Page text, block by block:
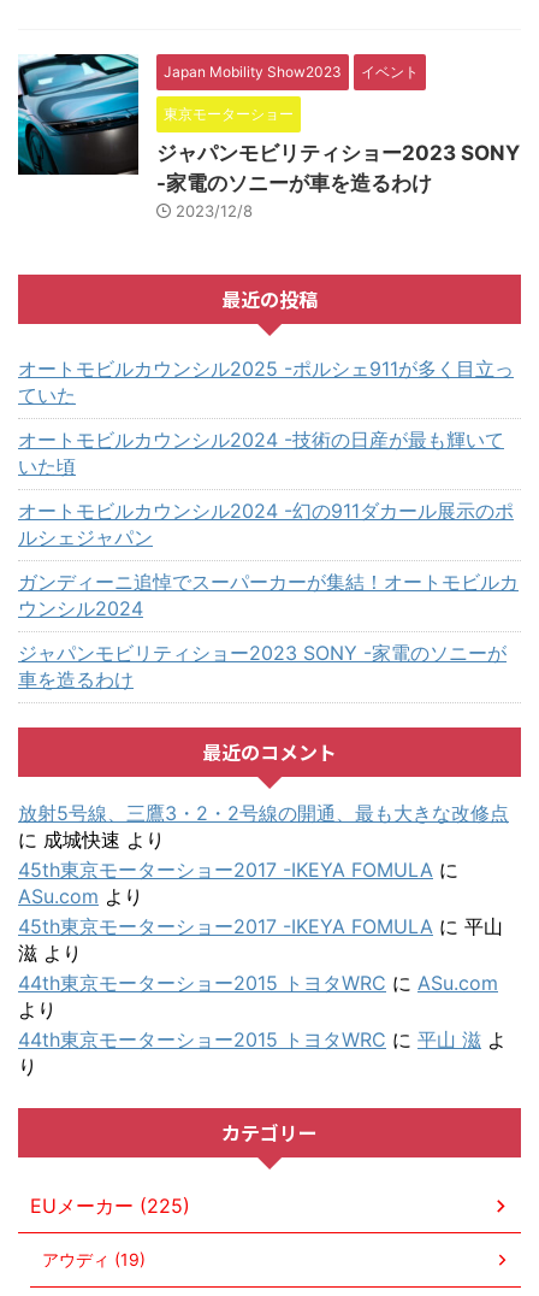
Japan Mobility Show2023 イベント
東京モーターショー
ジャパンモビリティショー2023 SONY
-家電のソニーが車を造るわけ
2023/12/8
最近の投稿
オートモビルカウンシル2025 -ポルシェ911が多く目立っ
ていた
オートモビルカウンシル2024 -技術の日産が最も輝いて
いた頃
オートモビルカウンシル2024 -幻の911ダカール展示のポ
ルシェジャパン
ガンディーニ追悼でスーパーカーが集結！オートモビルカ
ウンシル2024
ジャパンモビリティショー2023 SONY -家電のソニーが
車を造るわけ
最近のコメント
放射5号線、三鷹3・2・2号線の開通、最も大きな改修点
に 成城快速 より
45th東京モーターショー2017 -IKEYA FOMULA に
ASu.com より
45th東京モーターショー2017 -IKEYA FOMULA に 平山
滋 より
44th東京モーターショー2015 トヨタWRC に ASu.com
より
44th東京モーターショー2015 トヨタWRC に 平山 滋 よ
り
カテゴリー
EUメーカー (225)
アウディ (19)